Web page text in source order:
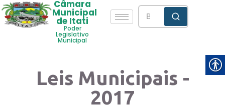
Câmara
Municipal
de Itati
Poder
Legislativo
Municipal
Leis Municipais -
2017